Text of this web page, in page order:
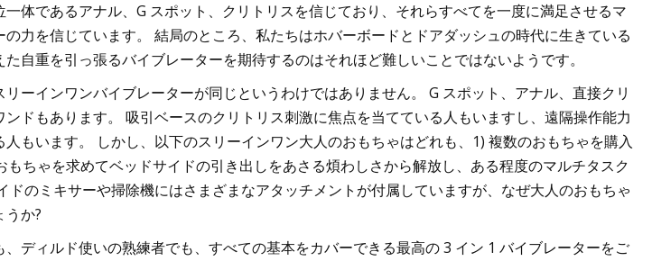
るスピード 映画ファンが見ることのできなかった、最
も強力なターミネーターの武器 10 選
体であるアナル、G スポット、クリトリスを信じており、それらすべてを一度に満足させるマ
力を信じています。 結局のところ、私たちはホバーボードとドアダッシュの時代に生きている
自重を引っ張るバイブレーターを期待するのはそれほど難しいことではないようです。
ーインワンバイブレーターが同じというわけではありません。 G スポット、アナル、直接クリ
ンドもあります。 吸引ベースのクリトリス刺激に焦点を当てている人もいますし、遠隔操作能力
もいます。 しかし、以下のスリーインワン大人のおもちゃはどれも、1) 複数のおもちゃを購入
もちゃを求めてベッドサイドの引き出しをあさる煩わしさから解放し、ある程度のマルチタスク
ドのミキサーや掃除機にはさまざまなアタッチメントが付属していますが、なぜ大人のおもちゃ
うか?
ディルド使いの熟練者でも、すべての基本をカバーできる最高の 3 イン 1 バイブレーターをご